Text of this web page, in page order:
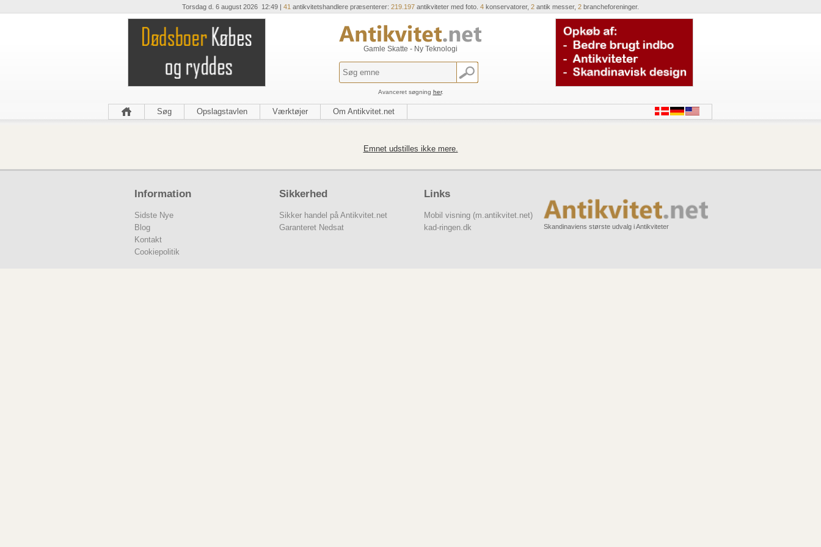
Torsdag d. 6 august 2026 12:49 | 41 antikvitetshandlere præsenterer: 219.197 antikviteter med foto. 4 konservatorer, 2 antik messer, 2 brancheforeninger.
Gamle Skatte - Ny Teknologi
Avanceret søgning her.
Søg Opslagstavlen Værktøjer Om Antikvitet.net
Emnet udstilles ikke mere.
Information
Sidste Nye
Blog
Kontakt
Cookiepolitik
Sikkerhed
Sikker handel på Antikvitet.net
Garanteret Nedsat
Links
Mobil visning (m.antikvitet.net)
kad-ringen.dk
Skandinaviens største udvalg i Antikviteter